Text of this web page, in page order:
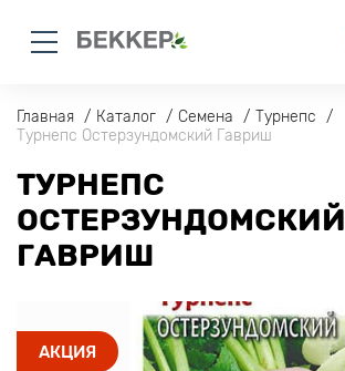
Главная Каталог Семена
Турнепс
Турнепс Остерзундомский Гавриш
ТУРНЕПС
ОСТЕРЗУНДОМСКИЙ
ГАВРИШ
АКЦИЯ